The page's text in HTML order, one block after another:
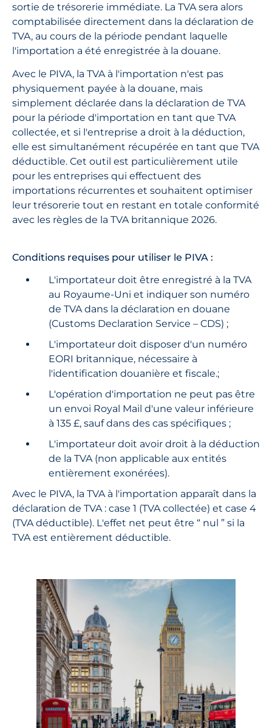
sortie de trésorerie immédiate. La TVA sera alors
comptabilisée directement dans la déclaration de
TVA, au cours de la période pendant laquelle
l'importation a été enregistrée à la douane.
Avec le PIVA, la TVA à l'importation n'est pas
physiquement payée à la douane, mais
simplement déclarée dans la déclaration de TVA
pour la période d'importation en tant que TVA
collectée, et si l'entreprise a droit à la déduction,
elle est simultanément récupérée en tant que TVA
déductible. Cet outil est particulièrement utile
pour les entreprises qui effectuent des
importations récurrentes et souhaitent optimiser
leur trésorerie tout en restant en totale conformité
avec les règles de la TVA britannique 2026.
Conditions requises pour utiliser le PIVA :
L'importateur doit être enregistré à la TVA
au Royaume-Uni et indiquer son numéro
de TVA dans la déclaration en douane
(Customs Declaration Service – CDS) ;
L'importateur doit disposer d'un numéro
EORI britannique, nécessaire à
l'identification douanière et fiscale.;
L'opération d'importation ne peut pas être
un envoi Royal Mail d'une valeur inférieure
à 135 £, sauf dans des cas spécifiques ;
L'importateur doit avoir droit à la déduction
de la TVA (non applicable aux entités
entièrement exonérées).
Avec le PIVA, la TVA à l'importation apparaît dans la
déclaration de TVA : case 1 (TVA collectée) et case 4
(TVA déductible). L'effet net peut être “ nul ” si la
TVA est entièrement déductible.